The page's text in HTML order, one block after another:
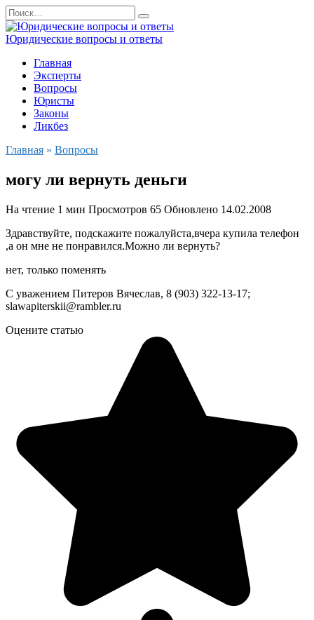
Перейти
к
содержанию
Search
for:
Юридические вопросы и ответы
Главная
Эксперты
Вопросы
Юристы
Законы
Ликбез
Главная » Вопросы
могу ли вернуть деньги
На чтение 1 мин Просмотров 65 Обновлено 14.02.2008
Здравствуйте, подскажите пожалуйста,вчера купила телефон
,а он мне не понравился.Можно ли вернуть?
нет, только поменять
С уважением Питеров Вячеслав, 8 (903) 322-13-17;
slawapiterskii@rambler.ru
Оцените статью